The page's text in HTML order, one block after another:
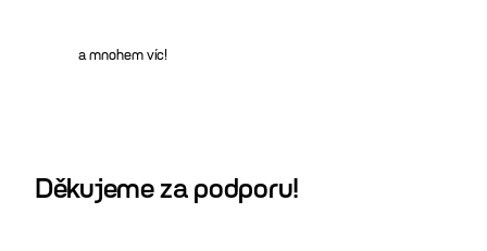
a mnohem víc!
Děkujeme za podporu!